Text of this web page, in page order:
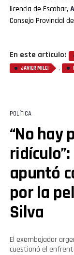
licencia de Escobar,
Consejo Provincial
En este artículo:
JAVIER MILEI ,
POLÍTICA
“No hay
apuntó
por la
Silva
El exembajador
cuestionó el